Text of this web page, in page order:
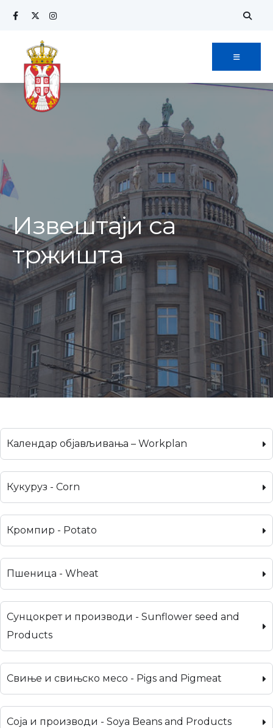
Извештаји са
тржишта
Календар објављивања – Workplan
Кукуруз - Corn
Кромпир - Potato
Пшеница - Wheat
Сунцокрет и производи - Sunflower seed and
Products
Свиње и свињско месо - Pigs and Pigmeat
Соја и производи - Soya Beans and Products